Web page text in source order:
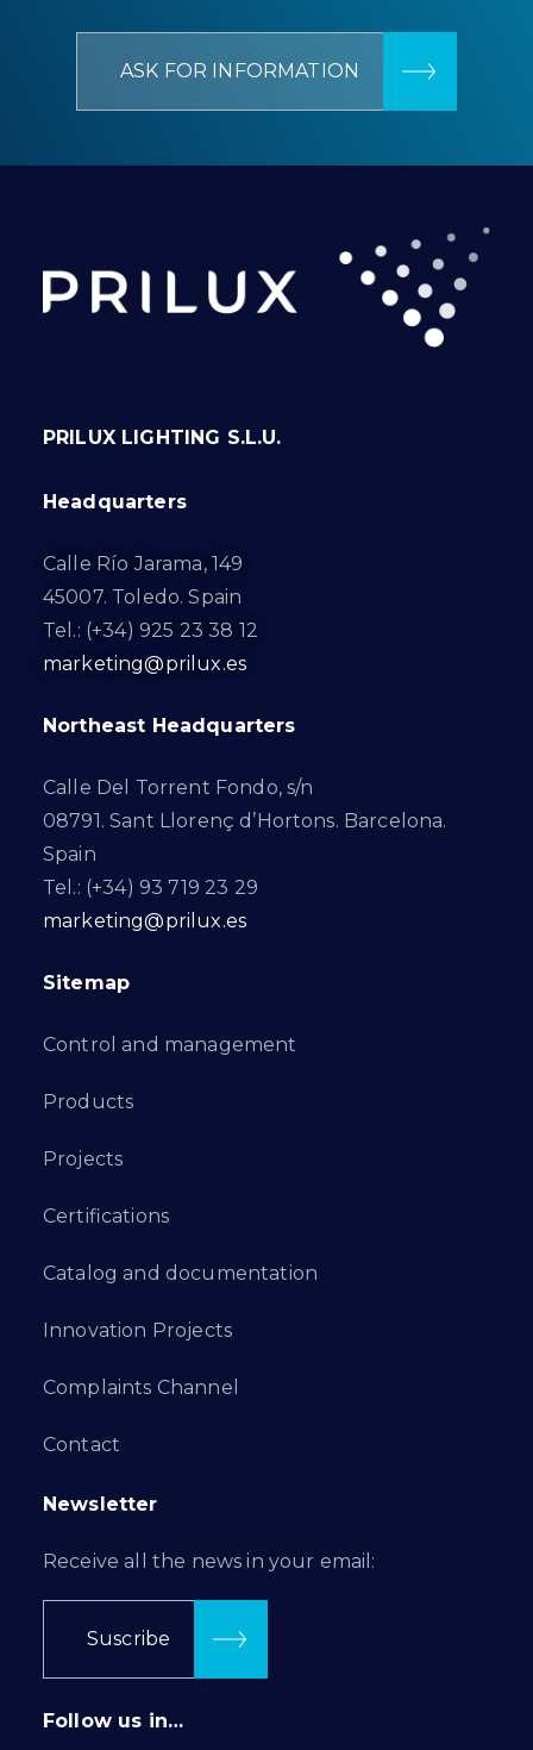
ASK FOR INFORMATION
PRILUX LIGHTING S.L.U.
Headquarters
Calle Río Jarama, 149
45007. Toledo. Spain
Tel.: (+34) 925 23 38 12
marketing@prilux.es
Northeast Headquarters
Calle Del Torrent Fondo, s/n
08791. Sant Llorenç d’Hortons. Barcelona.
Spain
Tel.: (+34) 93 719 23 29
marketing@prilux.es
Sitemap
Control and management
Products
Projects
Certifications
Catalog and documentation
Innovation Projects
Complaints Channel
Contact
Newsletter
Receive all the news in your email:
Suscribe
Follow us in…